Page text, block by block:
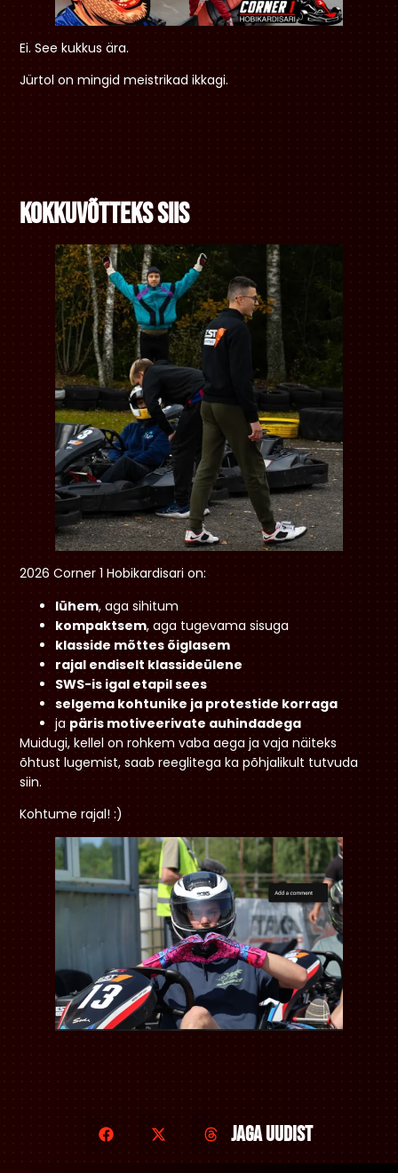
Ei. See kukkus ära.
Jürtol on mingid meistrikad ikkagi.
Kokkuvõtteks siis
2026 Corner 1 Hobikardisari on:
lühem, aga sihitum
kompaktsem, aga tugevama sisuga
klasside mõttes õiglasem
rajal endiselt klassideülene
SWS-is igal etapil sees
selgema kohtunike ja protestide korraga
ja päris motiveerivate auhindadega
Muidugi, kellel on rohkem vaba aega ja vaja näiteks
õhtust lugemist, saab reeglitega ka põhjalikult tutvuda
siin.
Kohtume rajal! :)
Jaga uudist